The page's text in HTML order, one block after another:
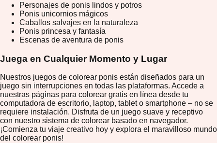
Personajes de ponis lindos y potros
Ponis unicornios mágicos
Caballos salvajes en la naturaleza
Ponis princesa y fantasía
Escenas de aventura de ponis
Juega en Cualquier Momento y Lugar
Nuestros juegos de colorear ponis están diseñados para un
juego sin interrupciones en todas las plataformas. Accede a
nuestras páginas para colorear gratis en línea desde tu
computadora de escritorio, laptop, tablet o smartphone – no se
requiere instalación. Disfruta de un juego suave y receptivo
con nuestro sistema de colorear basado en navegador.
¡Comienza tu viaje creativo hoy y explora el maravilloso mundo
del colorear ponis!